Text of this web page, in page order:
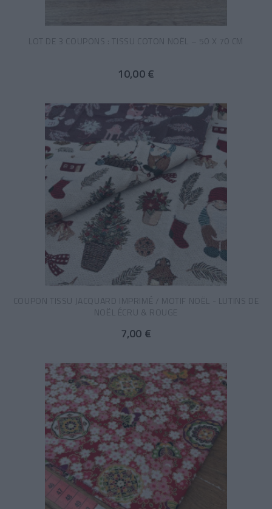
LOT DE 3 COUPONS : TISSU COTON NOËL – 50 X 70 CM
10,00 €
COUPON TISSU JACQUARD IMPRIMÉ / MOTIF NOËL - LUTINS DE
NOËL ÉCRU & ROUGE
7,00 €